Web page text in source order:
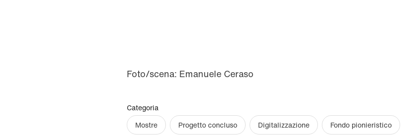
Foto/scena: Emanuele Ceraso
Categoria
Mostre
Progetto concluso Digitalizzazione Fondo pionieristico